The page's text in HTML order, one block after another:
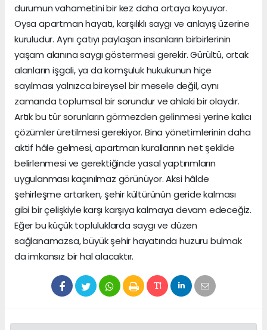
durumun vahametini bir kez daha ortaya koyuyor.
Oysa apartman hayatı, karşılıklı saygı ve anlayış üzerine
kuruludur. Aynı çatıyı paylaşan insanların birbirlerinin
yaşam alanına saygı göstermesi gerekir. Gürültü, ortak
alanların işgali, ya da komşuluk hukukunun hiçe
sayılması yalnızca bireysel bir mesele değil, aynı
zamanda toplumsal bir sorundur ve ahlaki bir olaydır.
Artık bu tür sorunların görmezden gelinmesi yerine kalıcı
çözümler üretilmesi gerekiyor. Bina yönetimlerinin daha
aktif hâle gelmesi, apartman kurallarının net şekilde
belirlenmesi ve gerektiğinde yasal yaptırımların
uygulanması kaçınılmaz görünüyor. Aksi hâlde
şehirleşme artarken, şehir kültürünün geride kalması
gibi bir çelişkiyle karşı karşıya kalmaya devam edeceğiz.
Eğer bu küçük topluluklarda saygı ve düzen
sağlanamazsa, büyük şehir hayatında huzuru bulmak
da imkansız bir hal alacaktır.